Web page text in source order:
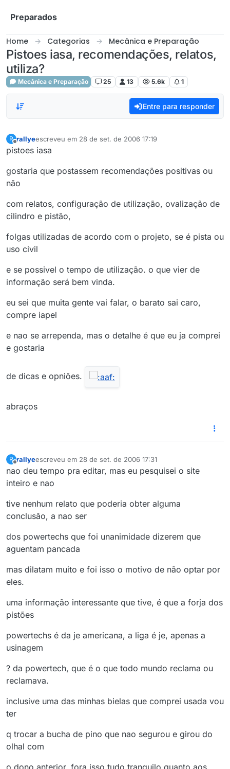
Preparados
Home Categorias Mecânica e Preparação
Pistoes iasa, recomendações, relatos,
utiliza?
Mecânica e Preparação 25 13 5.6k 1
Entre para responder
R
Offline
rallyeescreveu em 28 de set. de 2006 17:19
última edição por
pistoes iasa
gostaria que postassem recomendações positivas ou
não
com relatos, configuração de utilização, ovalização de
cilindro e pistão,
folgas utilizadas de acordo com o projeto, se é pista ou
uso civil
e se possivel o tempo de utilização. o que vier de
informação será bem vinda.
eu sei que muita gente vai falar, o barato sai caro,
compre iapel
e nao se arrependa, mas o detalhe é que eu ja comprei
e gostaria
de dicas e opniões.
abraços
R
Offline
rallyeescreveu em 28 de set. de 2006 17:31
última edição por
nao deu tempo pra editar, mas eu pesquisei o site
inteiro e nao
tive nenhum relato que poderia obter alguma
conclusão, a nao ser
dos powertechs que foi unanimidade dizerem que
aguentam pancada
mas dilatam muito e foi isso o motivo de não optar por
eles.
uma informação interessante que tive, é que a forja dos
pistões
powertechs é da je americana, a liga é je, apenas a
usinagem
? da powertech, que é o que todo mundo reclama ou
reclamava.
inclusive uma das minhas bielas que comprei usada vou
ter
q trocar a bucha de pino que nao segurou e girou do
olhal com